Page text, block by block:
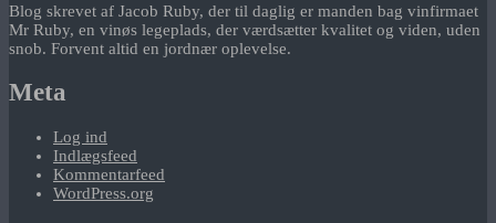
Blog skrevet af Jacob Ruby, der til daglig er manden bag vinfirmaet
Mr Ruby, en vinøs legeplads, der værdsætter kvalitet og viden, uden
snob. Forvent altid en jordnær oplevelse.
Meta
Log ind
Indlægsfeed
Kommentarfeed
WordPress.org